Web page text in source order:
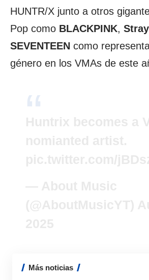
HUNTR/X junto a otros
Pop como BLACKPINK,
SEVENTEEN como
género en los VMAs de este
Más noticias